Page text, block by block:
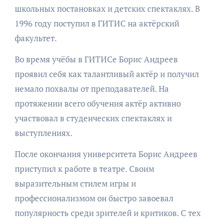
школьных постановках и детских спектаклях. В
1996 году поступил в ГИТИС на актёрский
факультет.
Во время учёбы в ГИТИСе Борис Андреев
проявил себя как талантливый актёр и получил
немало похвалы от преподавателей. На
протяжении всего обучения актёр активно
участвовал в студенческих спектаклях и
выступлениях.
После окончания университета Борис Андреев
приступил к работе в театре. Своим
выразительным стилем игры и
профессионализмом он быстро завоевал
популярность среди зрителей и критиков. С тех